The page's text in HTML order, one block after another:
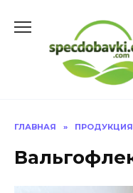
содержанию
ГЛАВНАЯ » ПРОДУКЦИЯ